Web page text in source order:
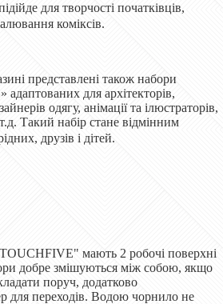
для творчості початківців,
коміксів.
представлені також набори
для архітекторів,
одягу, анімації та ілюстраторів,
Такий набір стане відмінним
друзів і дітей.
мають 2 робочі поверхні
добре змішуються між собою, якщо
поруч, додатково
для переходів. Водою чорнило не